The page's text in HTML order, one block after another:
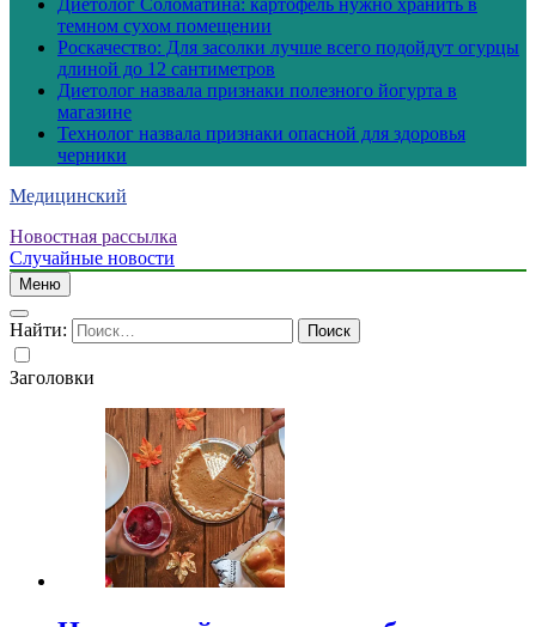
Диетолог Соломатина: картофель нужно хранить в
темном сухом помещении
Роскачество: Для засолки лучше всего подойдут огурцы
длиной до 12 сантиметров
Диетолог назвала признаки полезного йогурта в
магазине
Технолог назвала признаки опасной для здоровья
черники
Медицинский
Новостная рассылка
Случайные новости
Меню
Найти:
Заголовки